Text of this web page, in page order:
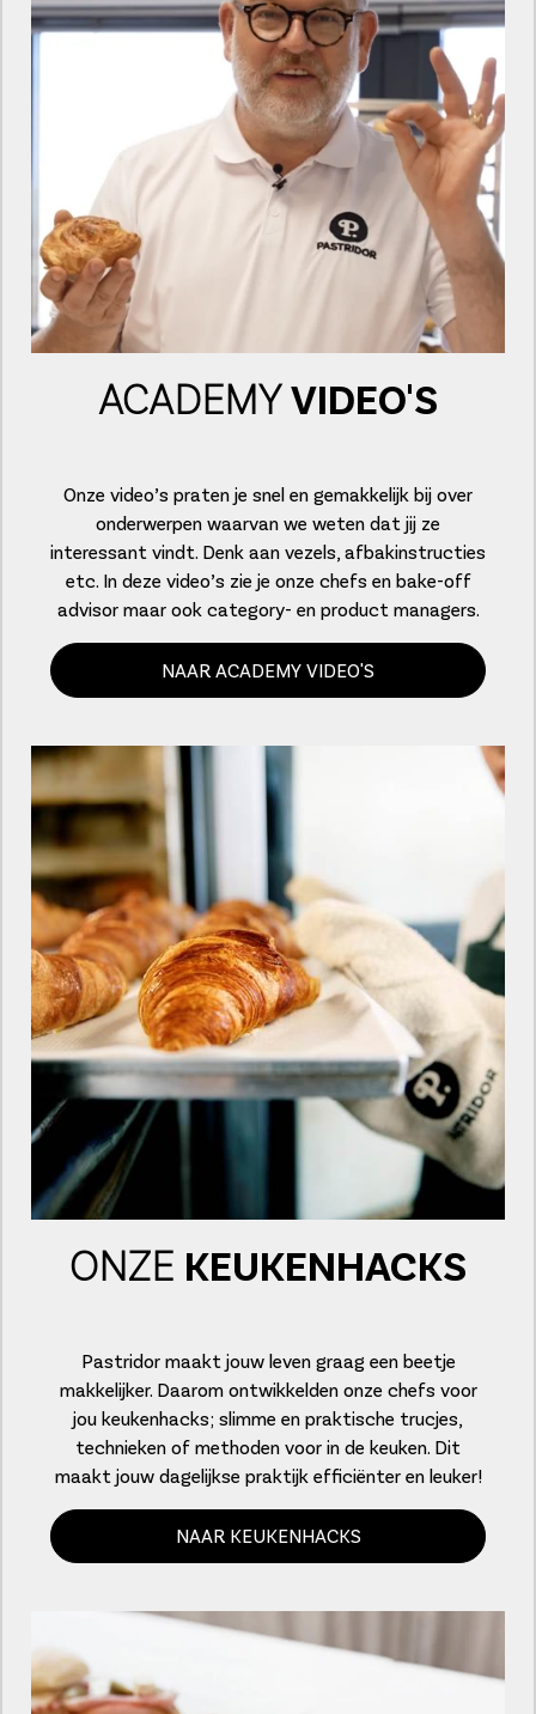
ACADEMYVIDEO'S
Onze video’s praten je snel en gemakkelijk bij over
onderwerpen waarvan we weten dat jij ze
interessant vindt. Denk aan vezels, afbakinstructies
etc. In deze video’s zie je onze chefs en bake-off
advisor maar ook category- en product managers.
NAAR ACADEMY VIDEO'S
ONZE KEUKENHACKS
Pastridor maakt jouw leven graag een beetje
makkelijker. Daarom ontwikkelden onze chefs voor
jou keukenhacks; slimme en praktische trucjes,
technieken of methoden voor in de keuken. Dit
maakt jouw dagelijkse praktijk efficiënter en leuker!
NAAR KEUKENHACKS